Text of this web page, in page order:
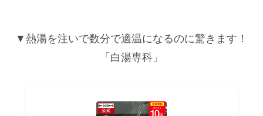
▼熱湯を注いで数分で適温になるのに驚きます！
「白湯専科」